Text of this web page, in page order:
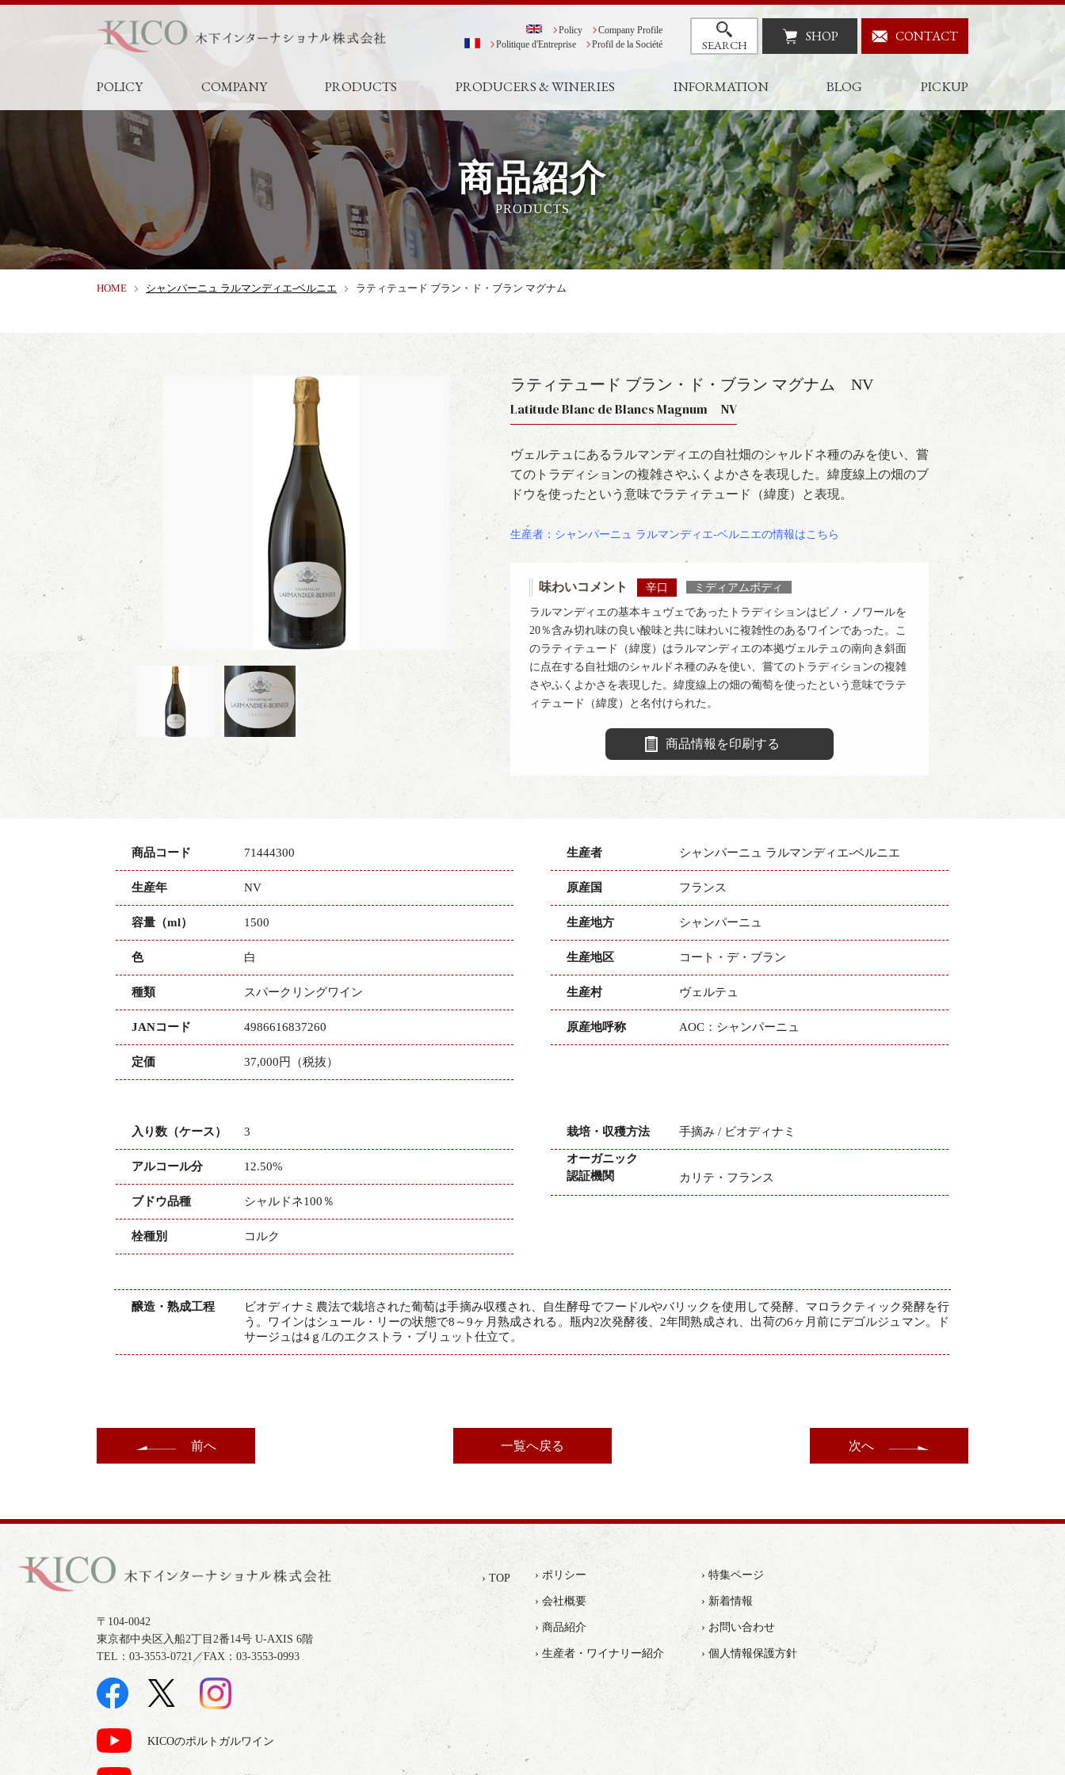
Policy
Company Profile
Politique d'Entreprise
Profil de la Société SEARCH SHOP CONTACT
POLICY COMPANY PRODUCTS PRODUCERS & WINERIES INFORMATION BLOG PICKUP
商品紹介
PRODUCTS
HOME シャンパーニュ ラルマンディエ‐ベルニエ ラティテュード ブラン・ド・ブラン マグナム
ラティテュード ブラン・ド・ブラン マグナム NV
Latitude Blanc de Blancs Magnum NV
ヴェルテュにあるラルマンディエの自社畑のシャルドネ種のみを使い、嘗
てのトラディションの複雑さやふくよかさを表現した。緯度線上の畑のブ
ドウを使ったという意味でラティテュード（緯度）と表現。
生産者：シャンパーニュ ラルマンディエ‐ベルニエの情報はこちら
味わいコメント 辛口
ミディアムボディ
ラルマンディエの基本キュヴェであったトラディションはピノ・ノワールを
20％含み切れ味の良い酸味と共に味わいに複雑性のあるワインであった。こ
のラティテュード（緯度）はラルマンディエの本拠ヴェルテュの南向き斜面
に点在する自社畑のシャルドネ種のみを使い、嘗てのトラディションの複雑
さやふくよかさを表現した。緯度線上の畑の葡萄を使ったという意味でラテ
ィテュード（緯度）と名付けられた。
商品情報を印刷する
商品コード 71444300
生産年 NV
容量（ml） 1500
色 白
種類 スパークリングワイン
JANコード 4986616837260
定価 37,000円（税抜）
生産者 シャンパーニュ ラルマンディエ‐ベルニエ
原産国 フランス
生産地方 シャンパーニュ
生産地区 コート・デ・ブラン
生産村 ヴェルテュ
原産地呼称 AOC：シャンパーニュ
入り数（ケース） 3
アルコール分 12.50%
ブドウ品種 シャルドネ100％
栓種別 コルク
栽培・収穫方法 手摘み / ビオディナミ
オーガニック
認証機関
カリテ・フランス
醸造・熟成工程
ビオディナミ農法で栽培された葡萄は手摘み収穫され、自生酵母でフードルやバリックを使用して発酵、マロラクティック発酵を行
う。ワインはシュール・リーの状態で8～9ヶ月熟成される。瓶内2次発酵後、2年間熟成され、出荷の6ヶ月前にデゴルジュマン。ド
サージュは4ｇ/Lのエクストラ・ブリュット仕立て。
前へ 一覧へ戻る 次へ
〒104-0042
東京都中央区入船2丁目2番14号 U-AXIS 6階
TEL：03-3553-0721／FAX：03-3553-0993
KICOのポルトガルワイン
› TOP › ポリシー › 特集ページ
› 会社概要 › 新着情報
› 商品紹介 › お問い合わせ
› 生産者・ワイナリー紹介 › 個人情報保護方針